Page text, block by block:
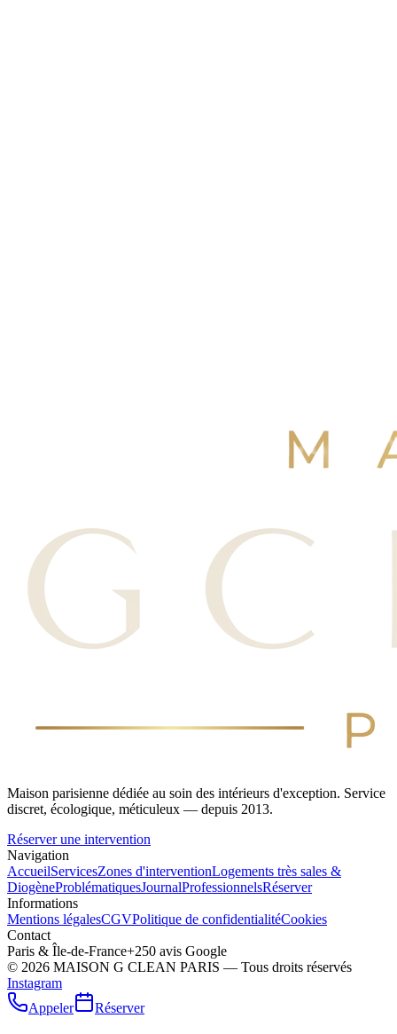
Maison parisienne dédiée au soin des intérieurs d'exception. Service
discret, écologique, méticuleux — depuis 2013.
Réserver une intervention
Navigation
AccueilServicesZones d'interventionLogements très sales &
DiogèneProblématiquesJournalProfessionnelsRéserver
Informations
Mentions légalesCGVPolitique de confidentialitéCookies
Contact
Paris & Île-de-France+250 avis Google
© 2026 MAISON G CLEAN PARIS — Tous droits réservés
Instagram
Appeler
Réserver